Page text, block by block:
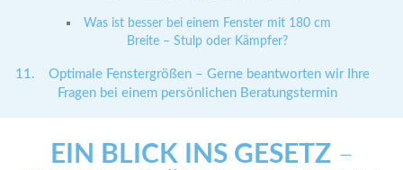
Was ist besser bei einem Fenster mit 180 cm
Breite – Stulp oder Kämpfer?
Optimale Fenstergrößen – Gerne beantworten wir Ihre
Fragen bei einem persönlichen Beratungstermin
EIN BLICK INS GESETZ –